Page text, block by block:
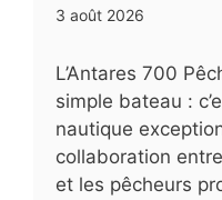
3 août 2026
L’Antares 700
simple bateau :
nautique
collaboration
et les pêcheurs